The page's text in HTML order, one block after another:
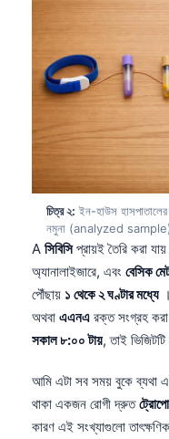
চিত্র ২: ইন-হাউস
নমুনা (analyzed sample)
A সিবিসিপ্রায়ই তৈরি করা যায়
অ্যানালাইজারে, এবং বেসিক
পৌঁছায় ১ থেকে ২ ঘণ্টার মধ্যে।
অথবা এএনএ রক্ত সংগ্রহ করা
সকাল ৮:০০ টায়, তাই
আমি এটা সব সময় বুকে ব্যথা
থাকা একজন রোগী দ্রুত
কারণ এই সংখ্যাগুলো